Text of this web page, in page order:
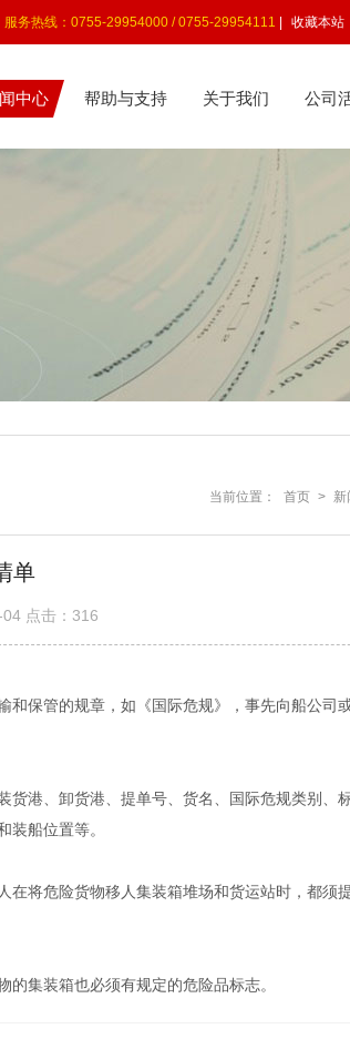
服务热线：0755-29954000 / 0755-29954111 收藏本站
中心 帮助与支持 关于我们 公司
当前位置： 首页 > 新
单
点击：316
保管的规章，如《国际危规》，事先向船公司
港、卸货港、提单号、货名、国际危规类别、
装船位置等。
将危险货物移人集装箱堆场和货运站时，都须
集装箱也必须有规定的危险品标志。